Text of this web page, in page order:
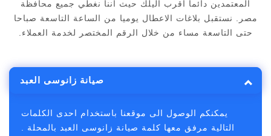
المعتمدين دائما اقرب اليلك حيث اننا نغطي جميع محافظة
مصر. نستقبل بلاغات الاعطال يوميا من الساعة التاسعة صباحا
حتى التاسعة مساء من خلال الرقم المختصر لخدمة العملاء.
صيانة زانوسى العبد
يمكنكم الوصول الى موقعنا باستخدام احدى الكلمات
التالية مرفق معها كلمة صيانة زانوسى العبد بالمحلة .